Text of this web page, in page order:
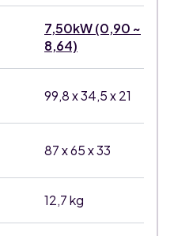
7,50kW (0,90 ~
8,64)
99,8 x 34,5 x 21
87 x 65 x 33
12,7 kg